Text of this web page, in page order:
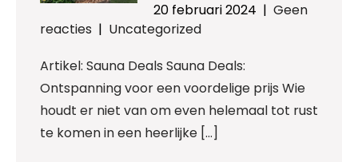
20 februari 2024 | Geen
reacties | Uncategorized
Artikel: Sauna Deals Sauna Deals:
Ontspanning voor een voordelige prijs Wie
houdt er niet van om even helemaal tot rust
te komen in een heerlijke […]